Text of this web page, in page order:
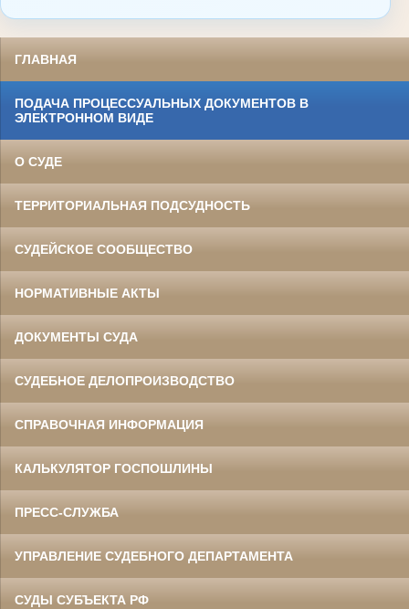
ГЛАВНАЯ
ПОДАЧА ПРОЦЕССУАЛЬНЫХ ДОКУМЕНТОВ В
ЭЛЕКТРОННОМ ВИДЕ
О СУДЕ
ТЕРРИТОРИАЛЬНАЯ ПОДСУДНОСТЬ
СУДЕЙСКОЕ СООБЩЕСТВО
НОРМАТИВНЫЕ АКТЫ
ДОКУМЕНТЫ СУДА
СУДЕБНОЕ ДЕЛОПРОИЗВОДСТВО
СПРАВОЧНАЯ ИНФОРМАЦИЯ
КАЛЬКУЛЯТОР ГОСПОШЛИНЫ
ПРЕСС-СЛУЖБА
УПРАВЛЕНИЕ СУДЕБНОГО ДЕПАРТАМЕНТА
СУДЫ СУБЪЕКТА РФ